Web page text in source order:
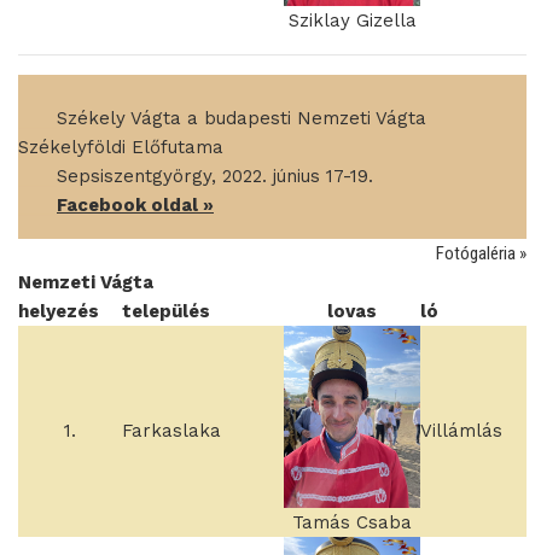
Sziklay Gizella
Székely Vágta a budapesti Nemzeti Vágta
Székelyföldi Előfutama
Sepsiszentgyörgy, 2022. június 17-19.
Facebook oldal »
Fotógaléria »
Nemzeti Vágta
helyezés
település lovas ló
1. Farkaslaka
Tamás Csaba
Villámlás